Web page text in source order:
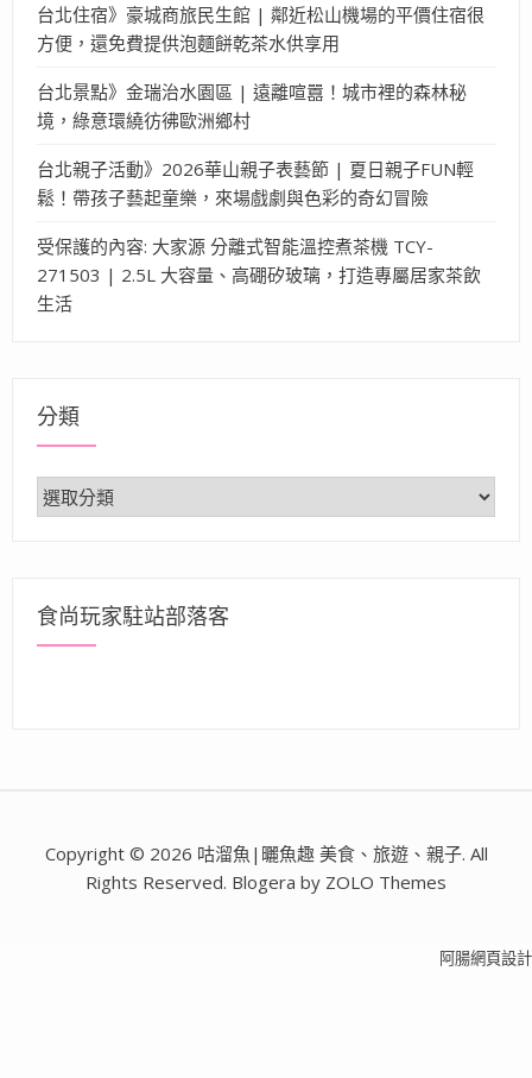
台北住宿》豪城商旅民生館 | 鄰近松山機場的平價住宿很
方便，還免費提供泡麵餅乾茶水供享用
台北景點》金瑞治水園區 | 遠離喧囂！城市裡的森林秘
境，綠意環繞彷彿歐洲鄉村
台北親子活動》2026華山親子表藝節 | 夏日親子FUN輕
鬆！帶孩子藝起童樂，來場戲劇與色彩的奇幻冒險
受保護的內容: 大家源 分離式智能溫控煮茶機 TCY-
271503 | 2.5L 大容量、高硼矽玻璃，打造專屬居家茶飲
生活
分類
分
類
食尚玩家駐站部落客
Copyright © 2026 咕溜魚|曬魚趣 美食、旅遊、親子. All
Rights Reserved. Blogera by ZOLO Themes
阿腸網頁設計